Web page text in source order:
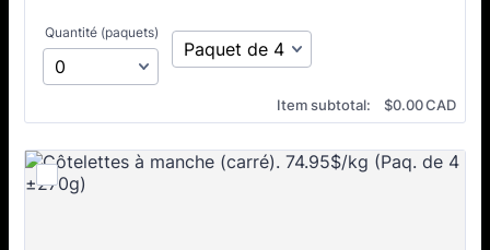
Quantité (paquets)
Item subtotal: $0.00 CAD
$0.00CAD